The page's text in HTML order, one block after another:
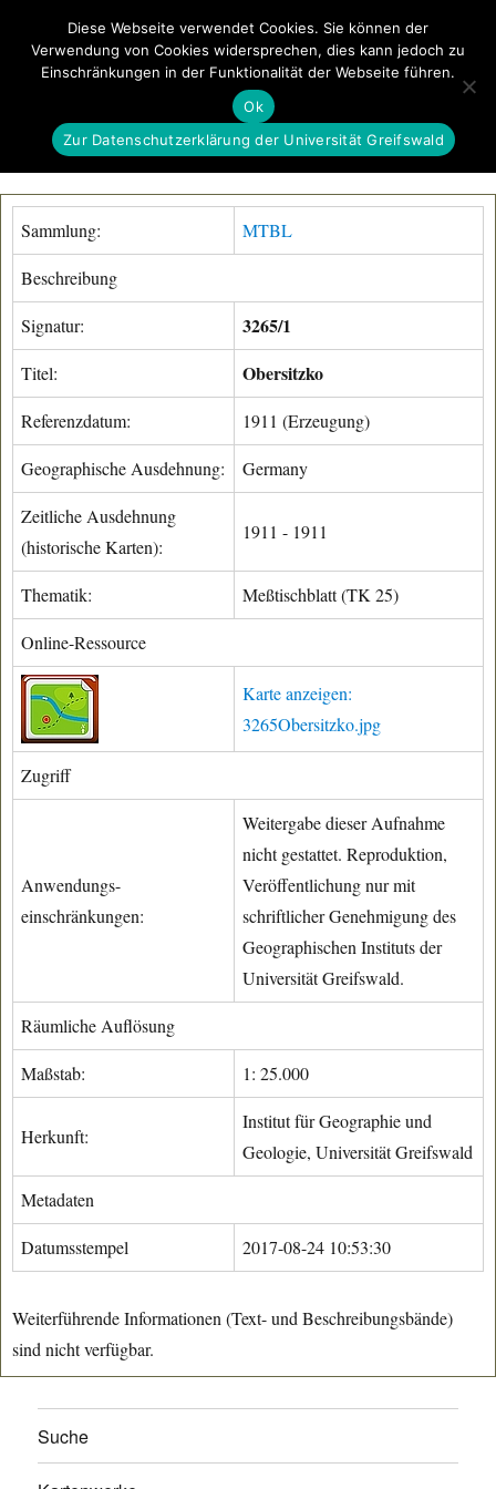
GeoGREIF MENÜ
Sammlung: MTBL
Beschreibung
Signatur: 3265/1
Titel: Obersitzko
Referenzdatum: 1911 (Erzeugung)
Geographische Ausdehnung: Germany
Zeitliche Ausdehnung
(historische Karten):
1911 - 1911
Thematik: Meßtischblatt (TK 25)
Online-Ressource
Karte anzeigen:
3265Obersitzko.jpg
Zugriff
Anwendungs-
einschränkungen:
Weitergabe dieser Aufnahme
nicht gestattet. Reproduktion,
Veröffentlichung nur mit
schriftlicher Genehmigung des
Geographischen Instituts der
Universität Greifswald.
Räumliche Auflösung
Maßstab: 1: 25.000
Herkunft:
Institut für Geographie und
Geologie, Universität Greifswald
Metadaten
Datumsstempel 2017-08-24 10:53:30
Weiterführende Informationen (Text- und Beschreibungsbände)
sind nicht verfügbar.
Suche
Diese Webseite verwendet Cookies. Sie können der
Verwendung von Cookies widersprechen, dies kann jedoch zu
Einschränkungen in der Funktionalität der Webseite führen.
Ok
Zur Datenschutzerklärung der Universität Greifswald